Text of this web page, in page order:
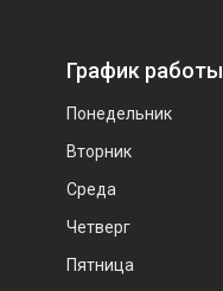
График работы
Понедельник
Вторник
Среда
Четверг
Пятница